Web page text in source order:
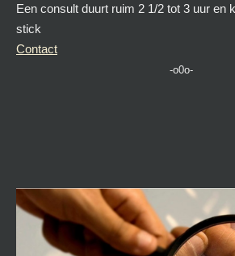
Een consult duurt ruim 2 1/2 tot 3 uur en
stick
Contact
-o0o-